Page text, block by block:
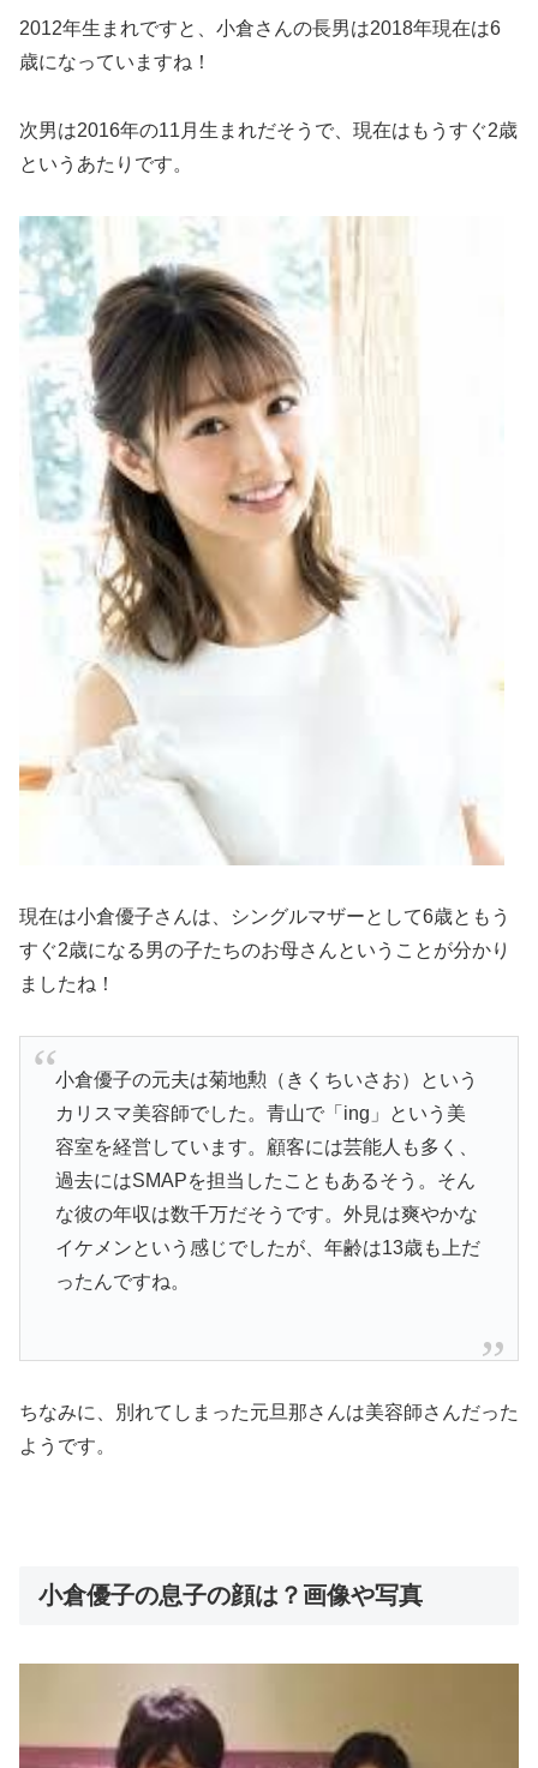
2012年生まれですと、小倉さんの長男は2018年現在は6
歳になっていますね！
次男は2016年の11月生まれだそうで、現在はもうすぐ2歳
というあたりです。
現在は小倉優子さんは、シングルマザーとして6歳ともう
すぐ2歳になる男の子たちのお母さんということが分かり
ましたね！
小倉優子の元夫は菊地勲（きくちいさお）という
カリスマ美容師でした。青山で「ing」という美
容室を経営しています。顧客には芸能人も多く、
過去にはSMAPを担当したこともあるそう。そん
な彼の年収は数千万だそうです。外見は爽やかな
イケメンという感じでしたが、年齢は13歳も上だ
ったんですね。
ちなみに、別れてしまった元旦那さんは美容師さんだった
ようです。
小倉優子の息子の顔は？画像や写真